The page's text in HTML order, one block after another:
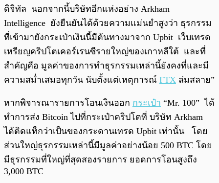
ดิจิทัล นอกจากนี้บริษัทอีกแห่งอย่าง Arkham
Intelligence ยังยืนยันได้ด้วยความแม่นยำสูงว่า ธุรกรรม
ที่เข้ามายังกระเป๋าเงินนี้มีต้นทางมาจาก Upbit เว็บเทรด
เหรียญคริปโตเคอร์เรนซีรายใหญ่ของเกาหลีใต้ และที่
สำคัญคือ มูลค่าของการทำธุรกรรมเหล่านี้ยังคงที่และมี
ความสม่ำเสมอทุกวัน นับตั้งแต่เหตุการณ์ FTX ล่มสลาย”
หากพิจารณารายการโอนเงินออก กระเป๋า “Mr. 100” ได้
ทำการส่ง Bitcoin ไปที่กระเป๋าคริปโตที่ บริษัท Arkham
ได้ติดแท็กว่าเป็นของกระดานเทรด Upbit เท่านั้น โดย
ส่วนใหญ่ธุรกรรมเหล่านี้มีมูลค่าอย่างน้อย 500 BTC โดย
มีธุรกรรมที่ใหญ่ที่สุดสองรายการ ยอดการโอนสูงถึง
3,000 BTC